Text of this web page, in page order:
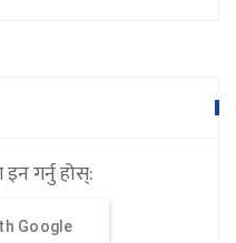
इन गर्नु होस्:
Google